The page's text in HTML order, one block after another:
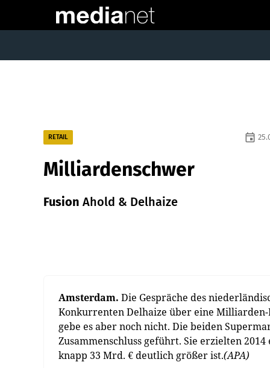
RETAIL event
Milliardenschwer
Fusion Ahold & Delhaize
Amsterdam. Die Gespräche des
Konkurrenten Delhaize über eine Milliarden-
gebe es aber noch nicht. Die beiden
Zusammenschluss geführt. Sie erzielten
knapp 33 Mrd. € deutlich größer ist.(APA)